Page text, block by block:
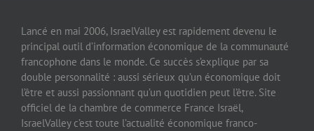
Lancé en mai 2006, IsraelValley est rapidement devenu le
principal outil d’information économique de la communauté
francophone dans le monde. Ce succès s’explique par sa
double personnalité : aussi sérieux qu’un économique doit
l’être et aussi passionnant qu’un quotidien peut l’être. Site
officiel de la chambre de commerce France Israël,
IsraelValley c’est toute l’actualité économique franco-